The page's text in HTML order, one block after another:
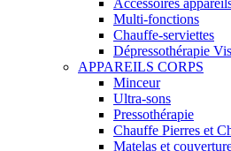
Multi-fonctions
Chauffe-serviettes
Dépressothérapie
APPAREILS CORPS
Minceur
Ultra-sons
Pressothérapie
Chauffe Pierres et
Matelas et